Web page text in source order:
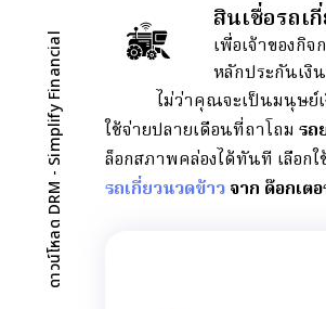
ดาวน์โหลด DRM - Simplify Financial
สินเชื่อรถเ
เพื่อเจ้าของกิ
หลักประกันเงิ
ไม่ว่าคุณจะเป็นมนุษย์เงิน
ใช้จ่ายปลายเดือนที่ถาโถม รถ
ล็อกสภาพคล่องได้ทันที เลือก
รถเกี่ยวนวดข้าวจาก ด๊อกเต